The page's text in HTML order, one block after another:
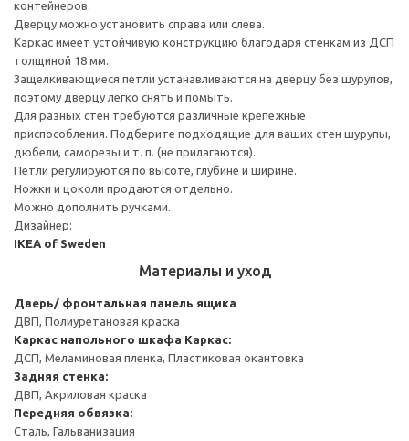
контейнеров.
Дверцу можно установить справа или слева.
Каркас имеет устойчивую конструкцию благодаря стенкам из ДСП
толщиной 18 мм.
Защелкивающиеся петли устанавливаются на дверцу без шурупов,
поэтому дверцу легко снять и помыть.
Для разных стен требуются различные крепежные
приспособления. Подберите подходящие для ваших стен шурупы,
дюбели, саморезы и т. п. (не прилагаются).
Петли регулируются по высоте, глубине и ширине.
Ножки и цоколи продаются отдельно.
Можно дополнить ручками.
Дизайнер:
IKEA of Sweden
Материалы и уход
Дверь/ фронтальная панель ящика
ДВП, Полиуретановая краска
Каркас напольного шкафа Каркас:
ДСП, Меламиновая пленка, Пластиковая окантовка
Задняя стенка:
ДВП, Акриловая краска
Передняя обвязка:
Сталь, Гальванизация